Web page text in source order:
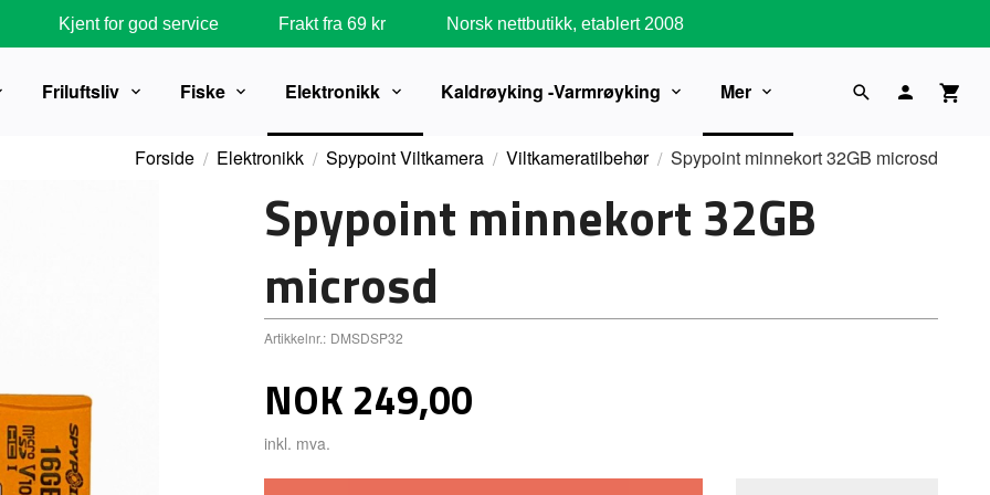
Kjent for god service Frakt fra 69 kr Norsk nettbutikk, etablert 2008
Friluftsliv Fiske Elektronikk Kaldrøyking -Varmrøyking Mer
Forside Elektronikk Spypoint Viltkamera Viltkameratilbehør Spypoint minnekort 32GB microsd
Spypoint minnekort 32GB
microsd
Artikkelnr.: DMSDSP32
Pris
NOK 249,00
inkl. mva.